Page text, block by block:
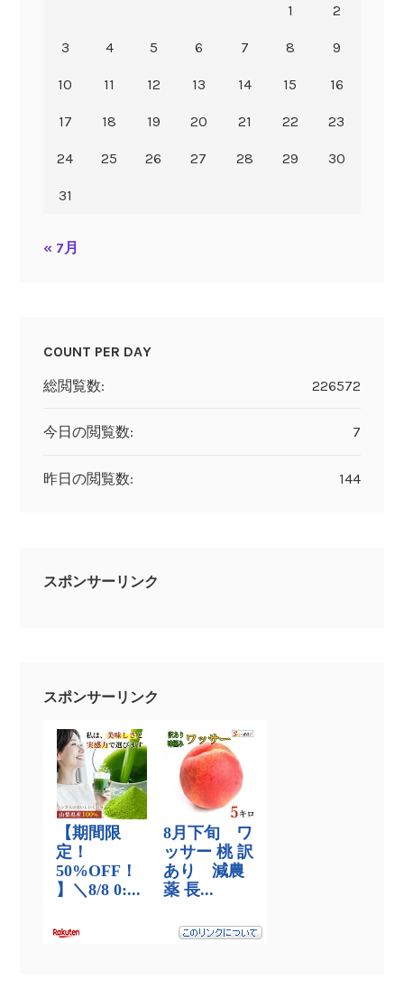
1 2
3 4 5 6 7 8 9
10 11 12 13 14 15 16
17 18 19 20 21 22 23
24 25 26 27 28 29 30
31
« 7月
COUNT PER DAY
226572
総閲覧数:
7
今日の閲覧数:
144
昨日の閲覧数:
スポンサーリンク
スポンサーリンク